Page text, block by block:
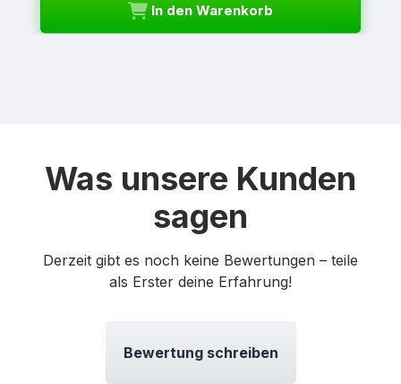
In den Warenkorb
Was unsere Kunden
sagen
Derzeit gibt es noch keine Bewertungen – teile
als Erster deine Erfahrung!
Bewertung schreiben